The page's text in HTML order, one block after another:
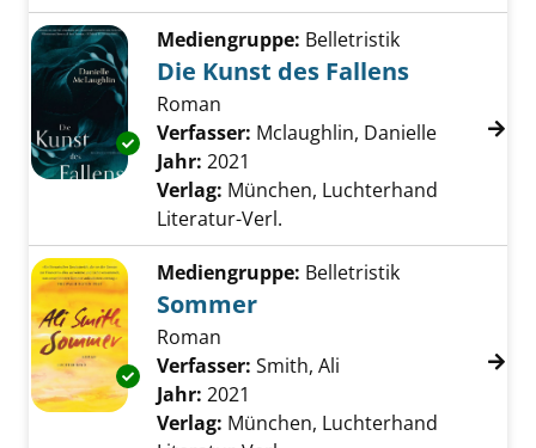
Exemplar-Details von Die Kunst des Fallens
Mediengruppe: Belletristik
Die Kunst des Fallens
Roman
Verfasser: Mclaughlin, Danielle Suche
Jahr: 2021
Verlag: München, Luchterhand
Literatur-Verl.
Exemplar-Details von Sommer anzeigen
Mediengruppe: Belletristik
Sommer
Roman
Verfasser: Smith, Ali Suche nach diesem
Jahr: 2021
Verlag: München, Luchterhand